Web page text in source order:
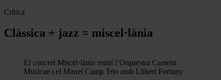
Crítica
Clàssica + jazz = miscel·lània
El concert Miscel·lània reuní l’Orquestra Camera
Musicae i el Manel Camp Trio amb Llibert Fortuny